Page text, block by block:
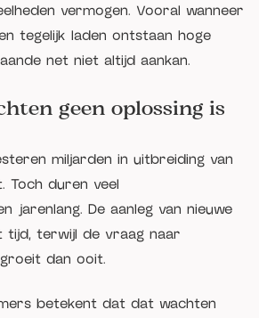
vermogen. Vooral wanneer
tegelijk laden ontstaan hoge
net niet altijd aankan.
geen oplossing is
miljarden in uitbreiding van
Toch duren veel
jarenlang. De aanleg van nieuwe
terwijl de vraag naar
dan ooit.
betekent dat dat wachten